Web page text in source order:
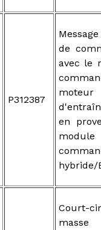
P312387
de
avec le
moteur
en
hybride/
Court-